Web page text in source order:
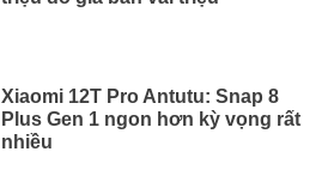
Xiaomi 12T Pro Antutu: Snap 8
Plus Gen 1 ngon hơn kỳ vọng rất
nhiều